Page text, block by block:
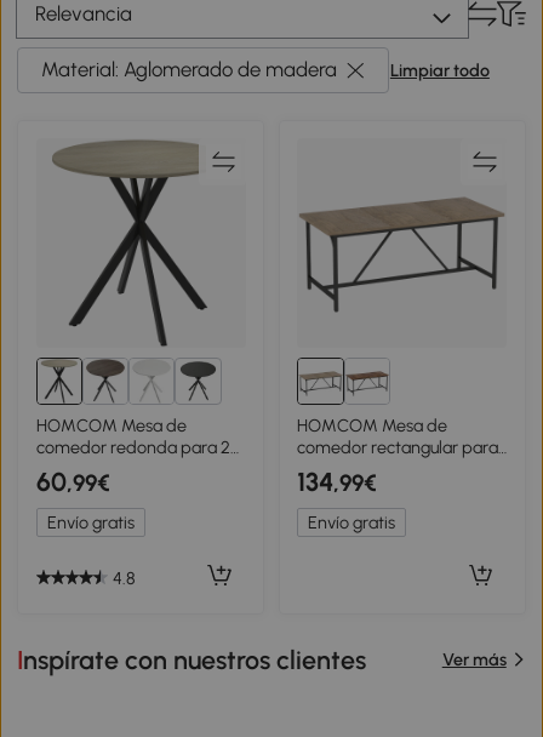
Relevancia
Material: Aglomerado de madera Limpiar todo
2+
HOMCOM Mesa de
comedor redonda para 2
personas con tablero de
aspecto madera y patas
cruzadas de acero, Blanco
Roble
60,99€
Envío gratis
4.8
HOMCOM Mesa de
comedor rectangular para
6-8 personas mesa de
cocina estilo industrial 180 x
80 x 75,5 cm efecto
madera natural
134,99€
Envío gratis
Inspírate con nuestros clientes Ver más